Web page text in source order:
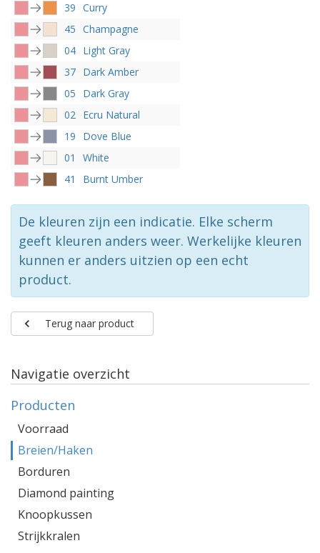
39 Curry
45 Champagne
04 Light Gray
37 Dark Amber
05
Dark Gray
02 Ecru Natural
19
Dove Blue
01
White
41
Burnt Umber
De kleuren zijn een indicatie. Elke scherm
geeft kleuren anders weer. Werkelijke kleuren
kunnen er anders uitzien op een echt
product.
Terug naar product
Navigatie overzicht
Producten
Voorraad
Breien/Haken
Borduren
Diamond painting
Knoopkussen
Strijkkralen